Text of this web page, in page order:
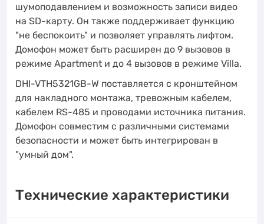
шумоподавлением и возможность записи видео
на SD-карту. Он также поддерживает функцию
"не беспокоить" и позволяет управлять лифтом.
Домофон может быть расширен до 9 вызовов в
режиме Apartment и до 4 вызовов в режиме Villa.
DHI-VTH5321GB-W поставляется с кронштейном
для накладного монтажа, тревожным кабелем,
кабелем RS-485 и проводами источника питания.
Домофон совместим с различными системами
безопасности и может быть интегрирован в
"умный дом".
Технические характеристики